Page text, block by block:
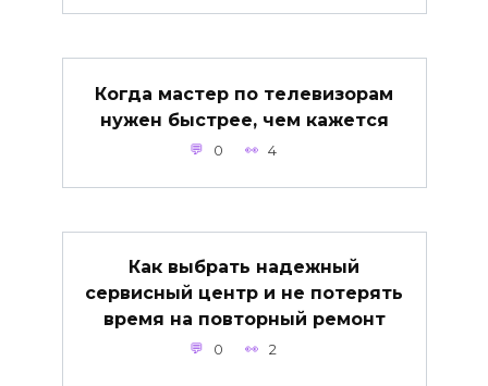
Когда мастер по телевизорам
нужен быстрее, чем кажется
0 4
Как выбрать надежный
сервисный центр и не потерять
время на повторный ремонт
0 2